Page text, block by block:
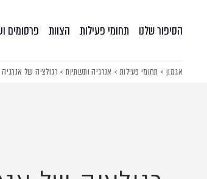
הסיפור שלנו תחומי פעילות הצוות פרסומים
אגמון > תחומי פעילות> אנרגיה ותשתיות> רגולציה של אנרגיה